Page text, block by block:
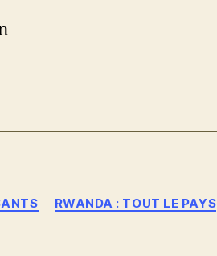
RWANDA : TOUT LE PAYS